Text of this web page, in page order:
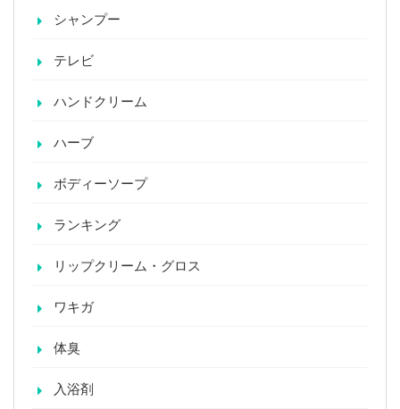
シャンプー
テレビ
ハンドクリーム
ハーブ
ボディーソープ
ランキング
リップクリーム・グロス
ワキガ
体臭
入浴剤